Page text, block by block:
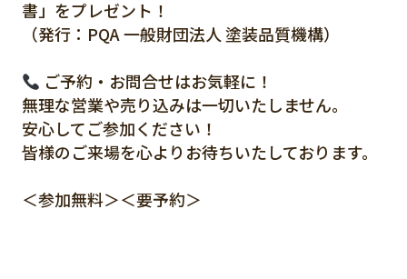
書」をプレゼント！
（発行：PQA 一般財団法人 塗装品質機構）
ご予約・お問合せはお気軽に！
無理な営業や売り込みは一切いたしません。
安心してご参加ください！
皆様のご来場を心よりお待ちいたしております。
＜参加無料＞＜要予約＞